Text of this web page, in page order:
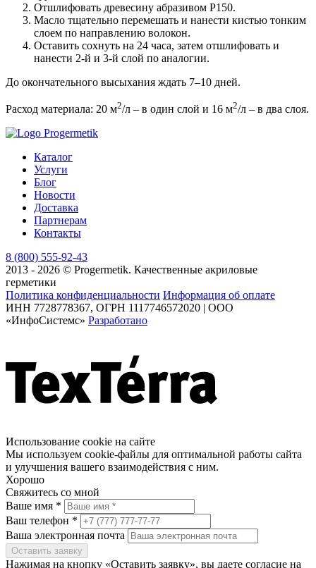
Отшлифовать древесину абразивом Р150.
Масло тщательно перемешать и нанести кистью тонким
слоем по направлению волокон.
Оставить сохнуть на 24 часа, затем отшлифовать и
нанести 2-й и 3-й слой по аналогии.
До окончательного высыхания ждать 7–10 дней.
Расход материала: 20 м2/л – в один слой и 16 м2/л – в два слоя.
Каталог
Услуги
Блог
Новости
Доставка
Партнерам
Контакты
8 (800) 555-92-43
2013 - 2026 © Progermetik. Качественные акриловые
герметики
Политика конфиденциальности Информация об оплате
ИНН 7728778367, ОГРН 1117746572020 | ООО
«ИнфоСистемс» Разработано
Использование cookie на сайте
Мы используем cookie-файлы для оптимальной работы сайта
и улучшения вашего взаимодействия с ним.
Хорошо
Свяжитесь со мной
Ваше имя *
Ваш телефон *
Ваша электронная почта
Оставить заявку
Нажимая на кнопку «Оставить заявку», вы даете согласие на